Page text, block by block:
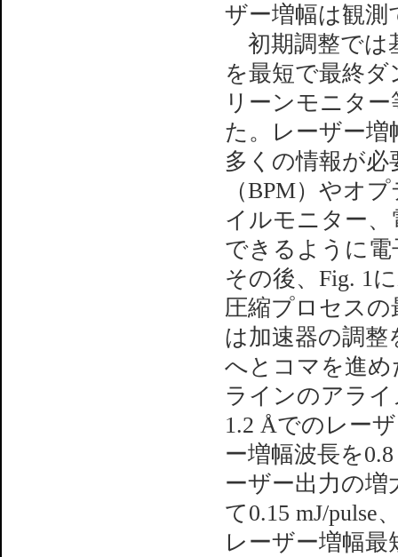
ザー増幅は観
初期調整では
を最短で最終
リーンモニタ
た。レーザー
多くの情報が
（BPM）やオ
イルモニター
できるように
その後、Fig. 1
圧縮プロセス
は加速器の調
へとコマを進
ラインのアラ
1.2 Åでのレー
ー増幅波長を
ーザー出力の増
て0.15 mJ/pulse
レーザー増幅